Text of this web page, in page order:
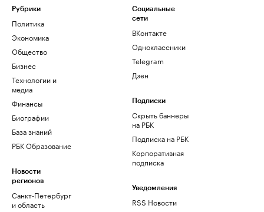
Рубрики
Политика
Экономика
Общество
Бизнес
Технологии и
медиа
Финансы
Биографии
База знаний
РБК Образование
Новости
регионов
Санкт-Петербург
и область
Социальные
сети
ВКонтакте
Одноклассники
Telegram
Дзен
Подписки
Скрыть баннеры
на РБК
Подписка на РБК
Корпоративная
подписка
Уведомления
RSS Новости